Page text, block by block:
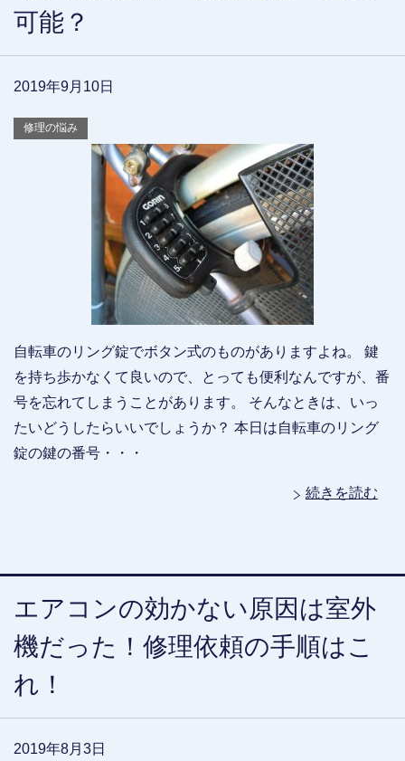
可能？
2019年9月10日
修理の悩み
自転車のリング錠でボタン式のものがありますよね。 鍵
を持ち歩かなくて良いので、とっても便利なんですが、番
号を忘れてしまうことがあります。 そんなときは、いっ
たいどうしたらいいでしょうか？ 本日は自転車のリング
錠の鍵の番号・・・
続きを読む
エアコンの効かない原因は室外
機だった！修理依頼の手順はこ
れ！
2019年8月3日